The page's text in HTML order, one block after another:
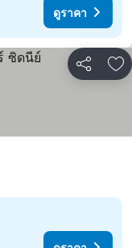
ดูราคา
แชร์ เ